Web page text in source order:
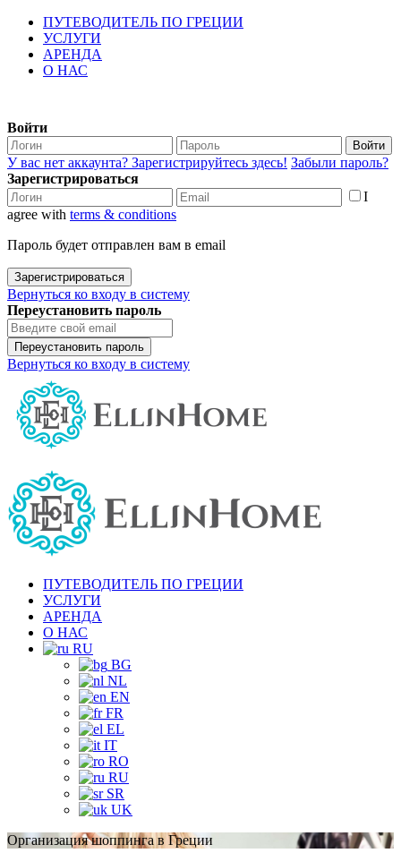
ПУТЕВОДИТЕЛЬ ПО ГРЕЦИИ
УСЛУГИ
АРЕНДА
О НАС
Войти
Войти
У вас нет аккаунта? Зарегистрируйтесь здесь! Забыли пароль?
Зарегистрироваться
I
agree with terms & conditions
Пароль будет отправлен вам в email
Зарегистрироваться
Вернуться ко входу в систему
Переустановить пароль
Переустановить пароль
Вернуться ко входу в систему
ПУТЕВОДИТЕЛЬ ПО ГРЕЦИИ
УСЛУГИ
АРЕНДА
О НАС
RU
BG
NL
EN
FR
EL
IT
RO
RU
SR
UK
Организация шоппинга в Греции